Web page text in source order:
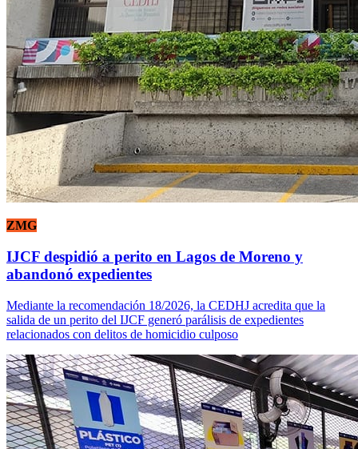
ZMG
IJCF despidió a perito en Lagos de Moreno y
abandonó expedientes
Mediante la recomendación 18/2026, la CEDHJ acredita que la
salida de un perito del IJCF generó parálisis de expedientes
relacionados con delitos de homicidio culposo